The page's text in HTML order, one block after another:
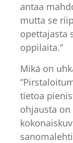
antaa
mutta se
opettajasta
oppilaita.”
Mikä on
tietoa
ohjausta